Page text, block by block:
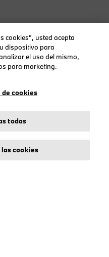
cookies”, usted acepta
dispositivo para
el uso del mismo,
para marketing.
cookies
todas
cookies